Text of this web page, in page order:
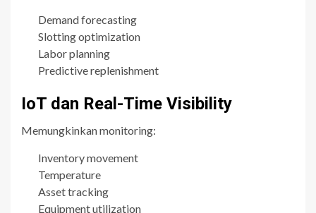
Demand forecasting
Slotting optimization
Labor planning
Predictive replenishment
IoT dan Real-Time Visibility
Memungkinkan monitoring:
Inventory movement
Temperature
Asset tracking
Equipment utilization